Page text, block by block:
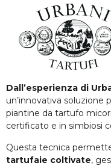
Dall’esperienza di
un’innovativa soluzione
piantine da tartufo
certificato e in simbiosi
Questa tecnica
tartufaie coltivate,